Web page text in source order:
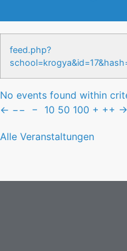
feed.php?
No events found within
← −− − 10 50 100 + ++ →
Alle Veranstaltungen